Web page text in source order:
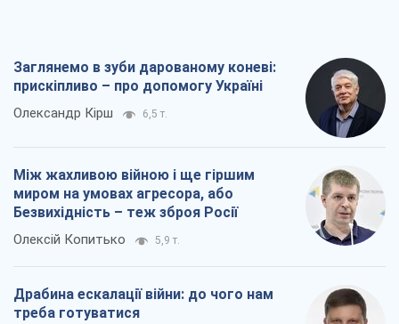
Заглянемо в зуби дарованому коневі:
прискіпливо – про допомогу Україні
Олександр Кірш 6,5 т.
Між жахливою війною і ще гіршим
миром на умовах агресора, або
Безвихідність – теж зброя Росії
Олексій Копитько 5,9 т.
Драбина ескалації війни: до чого нам
треба готуватися